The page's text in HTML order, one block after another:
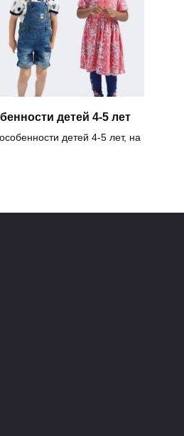
детей 4-5 лет
детей 4-5 лет, на